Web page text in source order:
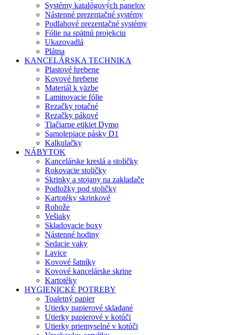
Systémy katalógových panelov
Nástenné prezentačné systémy
Podlahové prezentačné systémy
Fólie na spätnú projekciu
Ukazovadlá
Plátna
KANCELÁRSKA TECHNIKA
Plastové hrebene
Kovové hrebene
Materiál k väzbe
Laminovacie fólie
Rezačky rotačné
Rezačky pákové
Tlačiarne etikiet Dymo
Samolepiace pásky D1
Kalkulačky
NÁBYTOK
Kancelárske kreslá a stoličky
Rokovacie stoličky
Skrinky a stojany na zakladače
Podložky pod stoličky
Kartotéky skrinkové
Rohože
Vešiaky
Skladovacie boxy
Nástenné hodiny
Sedacie vaky
Lavice
Kovové šatníky
Kovové kancelárske skrine
Kartotéky
HYGIENICKÉ POTREBY
Toaletný papier
Utierky papierové skladané
Utierky papierové v kotúči
Utierky priemyselné v kotúči